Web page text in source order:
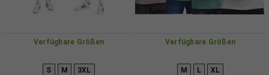
Verfügbare Größen
S M 3XL
Verfügbare Größen
M L XL